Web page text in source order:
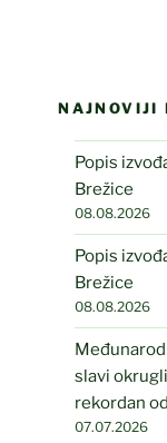
NAJNOVIJI
Popis
Brežice
08.08.2026
Popis
Brežice
08.08.2026
slavi
rekordan
07.07.2026